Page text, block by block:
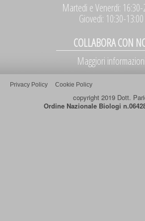
Martedi e Venerdi: 16:30-
Giovedi: 10:30-13:00
COLLABORA CON
Maggiori informazioni
Privacy Policy Cookie Policy
copyright 2019 Dott.
Ordine Nazionale Biologi